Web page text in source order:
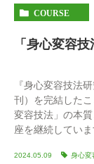
COURSE
「身心変容
『身心変容技法
刊）を完結した
変容技法」の本
座を継続してい
2024.05.09 身心変